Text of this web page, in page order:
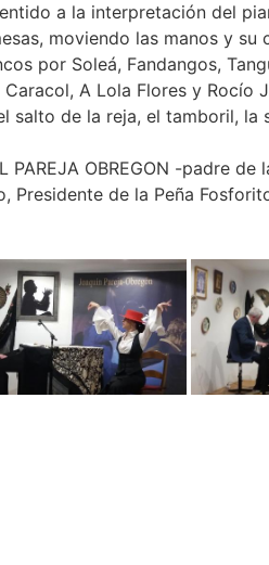
a la interpretación del
moviendo las manos y su
por Soleá, Fandangos,
A Lola Flores y
salto de la reja, el tamboril,
OBREGON -padre
Presidente de la Peña